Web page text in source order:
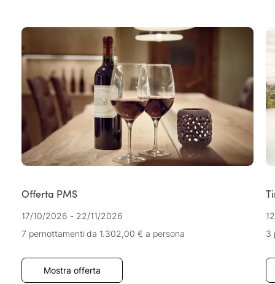
Offerta PMS
17/10/2026 - 22/11/2026
7 pernottamentida 1.302,00 € a persona
Mostra offerta
3